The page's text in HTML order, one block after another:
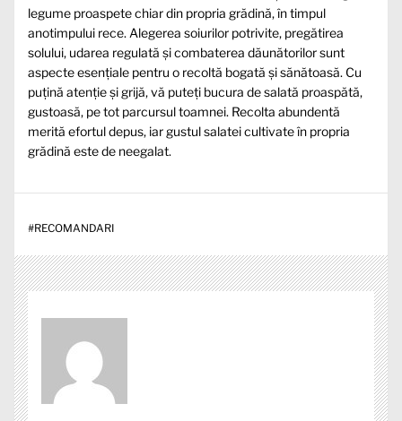
legume proaspete chiar din propria grădină, în timpul
anotimpului rece. Alegerea soiurilor potrivite, pregătirea
solului, udarea regulată și combaterea dăunătorilor sunt
aspecte esențiale pentru o recoltă bogată și sănătoasă. Cu
puțină atenție și grijă, vă puteți bucura de salată proaspătă,
gustoasă, pe tot parcursul toamnei. Recolta abundentă
merită efortul depus, iar gustul salatei cultivate în propria
grădină este de neegalat.
#RECOMANDARI